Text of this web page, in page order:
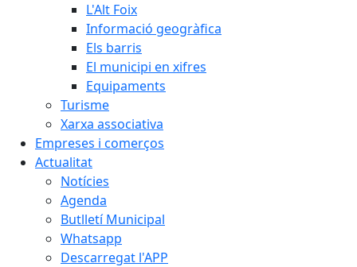
L'Alt Foix
Informació geogràfica
Els barris
El municipi en xifres
Equipaments
Turisme
Xarxa associativa
Empreses i comerços
Actualitat
Notícies
Agenda
Butlletí Municipal
Whatsapp
Descarregat l'APP